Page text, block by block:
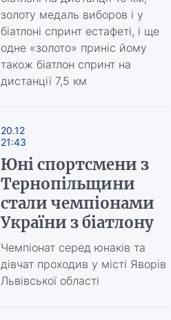
золоту медаль виборов і у
біатлоні спринт естафеті, і ще
одне «золото» приніс йому
також біатлон спринт на
дистанції 7,5 км
20.12
21:43
Юні спортсмени з
Тернопільщини
стали чемпіонами
України з біатлону
Чемпіонат серед юнаків та
дівчат проходив у місті Яворів
Львівської області